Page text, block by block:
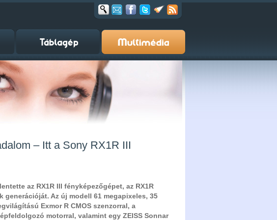
– Itt a Sony RX1R III
az RX1R III fényképezőgépet, az RX1R
generációját. Az új modell 61 megapixeles, 35
Exmor R CMOS szenzorral, a
motorral, valamint egy ZEISS Sonnar